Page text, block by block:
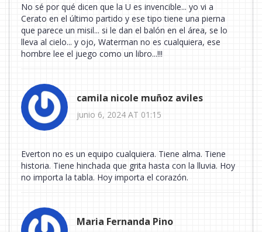
No sé por qué dicen que la U es invencible... yo vi a
Cerato en el último partido y ese tipo tiene una pierna
que parece un misil... si le dan el balón en el área, se lo
lleva al cielo... y ojo, Waterman no es cualquiera, ese
hombre lee el juego como un libro...!!!
camila nicole muñoz aviles
junio 6, 2024 AT 01:15
Everton no es un equipo cualquiera. Tiene alma. Tiene
historia. Tiene hinchada que grita hasta con la lluvia. Hoy
no importa la tabla. Hoy importa el corazón.
Maria Fernanda Pino